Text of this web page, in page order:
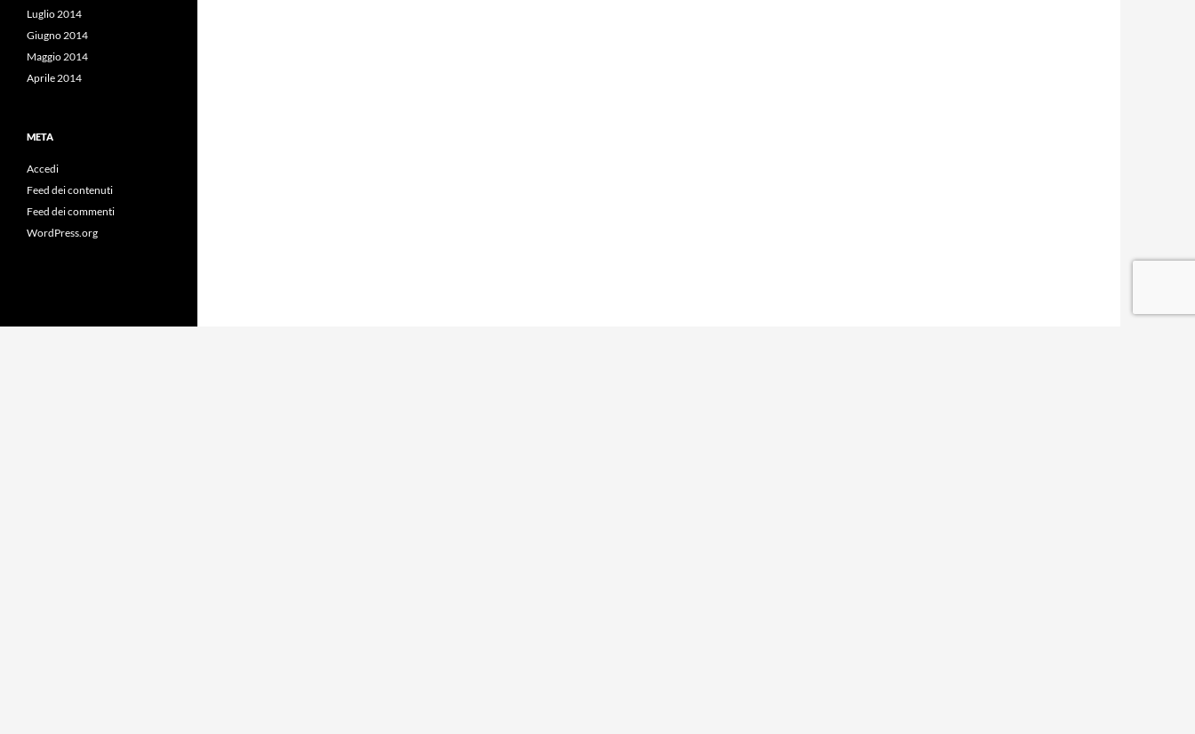
Luglio 2014
Giugno 2014
Maggio 2014
Aprile 2014
META
Accedi
Feed dei contenuti
Feed dei commenti
WordPress.org